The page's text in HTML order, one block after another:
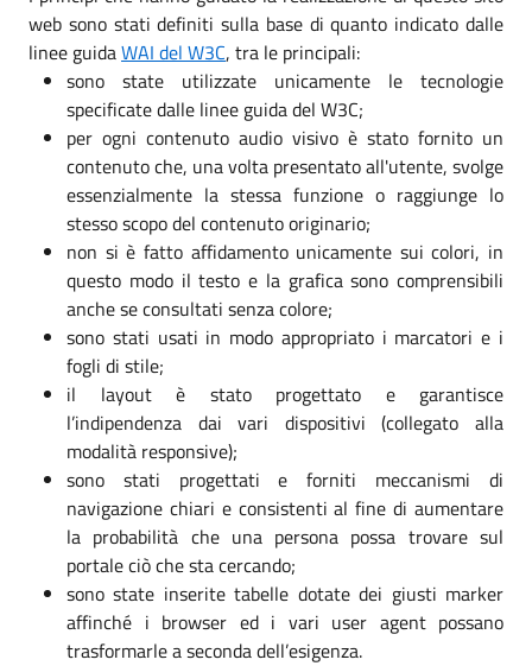
web sono stati definiti sulla base di quanto indicato dalle
linee guidaWAI del W3C, tra le principali:
sono state utilizzate unicamente le tecnologie
specificate dalle linee guida del W3C;
per ogni contenuto audio visivo è stato fornito un
contenuto che, una volta presentato all'utente, svolge
essenzialmente la stessa funzione o raggiunge lo
stesso scopo del contenuto originario;
non si è fatto affidamento unicamente sui colori, in
questo modo il testo e la grafica sono comprensibili
anche se consultati senza colore;
sono stati usati in modo appropriato i marcatori e i
fogli di stile;
il layout è stato progettato e garantisce
l’indipendenza dai vari dispositivi (collegato alla
modalità responsive);
sono stati progettati e forniti meccanismi di
navigazione chiari e consistenti al fine di aumentare
la probabilità che una persona possa trovare sul
portale ciò che sta cercando;
sono state inserite tabelle dotate dei giusti marker
affinché i browser ed i vari user agent possano
trasformarle a seconda dell’esigenza.